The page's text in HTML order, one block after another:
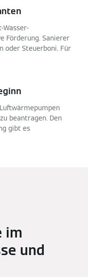
Förderung. Sanierer
oder Steuerboni. Für
beantragen. Den
gibt es
im
und